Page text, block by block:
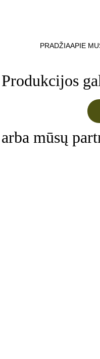
PRADŽIAAPIE
Produkcijos
arba mūsų